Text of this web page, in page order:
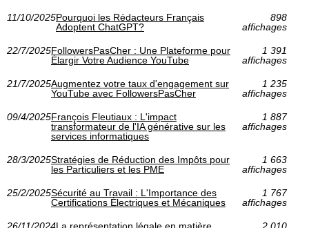
11/10/2025Pourquoi les Rédacteurs Français
Adoptent ChatGPT?
898
affichages
22/7/2025FollowersPasCher : Une Plateforme pour
Élargir Votre Audience YouTube
1 391
affichages
21/7/2025Augmentez votre taux d'engagement sur
YouTube avec FollowersPasCher
1 235
affichages
09/4/2025François Fleutiaux : L'impact
transformateur de l'IA générative sur les
services informatiques
1 887
affichages
28/3/2025Stratégies de Réduction des Impôts pour
les Particuliers et les PME
1 663
affichages
25/2/2025Sécurité au Travail : L'Importance des
Certifications Électriques et Mécaniques
1 767
affichages
26/11/2024La représentation légale en matière
2 010